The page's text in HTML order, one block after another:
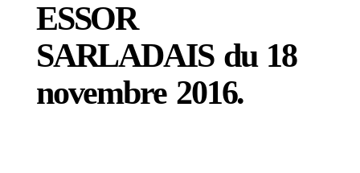
ESSOR
SARLADAIS du 18
novembre 2016.